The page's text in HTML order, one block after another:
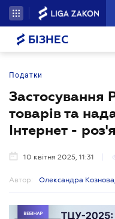
БІЗНЕС
Податки
Застосування
товарів та
Інтернет -
10 квітня 2025, 11:31
Автор: Олександра